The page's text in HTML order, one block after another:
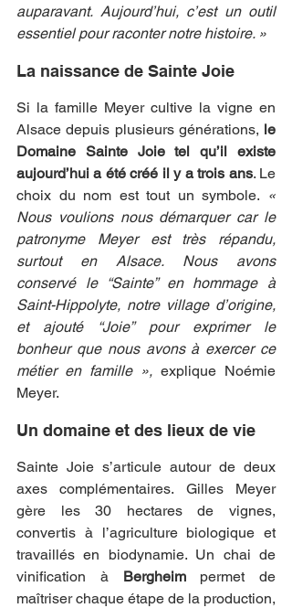
auparavant. Aujourd’hui, c’est un outil
essentiel pour raconter notre histoire. »
La naissance de Sainte Joie
Si la famille Meyer cultive la vigne en
Alsace depuis plusieurs générations, le
Domaine Sainte Joie tel qu’il existe
aujourd’hui a été créé il y a trois ans. Le
choix du nom est tout un symbole. «
Nous voulions nous démarquer car le
patronyme Meyer est très répandu,
surtout en Alsace. Nous avons
conservé le “Sainte” en hommage à
Saint-Hippolyte, notre village d’origine,
et ajouté “Joie” pour exprimer le
bonheur que nous avons à exercer ce
métier en famille », explique Noémie
Meyer.
Un domaine et des lieux de vie
Sainte Joie s’articule autour de deux
axes complémentaires. Gilles Meyer
gère les 30 hectares de vignes,
convertis à l’agriculture biologique et
travaillés en biodynamie. Un chai de
vinification à Bergheim permet de
maîtriser chaque étape de la production,